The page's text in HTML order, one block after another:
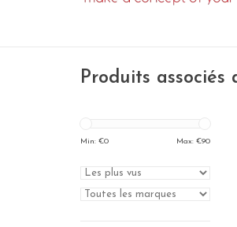
Produits
Min: €0 Max: €90